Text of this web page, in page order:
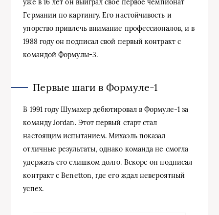
уже в 16 лет он выиграл свое первое чемпионат
Германии по картингу. Его настойчивость и
упорство привлечь внимание профессионалов, и в
1988 году он подписал свой первый контракт с
командой Формулы-3.
Первые шаги в Формуле-1
В 1991 году Шумахер дебютировал в Формуле-1 за
команду Jordan. Этот первый старт стал
настоящим испытанием. Михаэль показал
отличные результаты, однако команда не смогла
удержать его слишком долго. Вскоре он подписал
контракт с Benetton, где его ждал невероятный
успех.